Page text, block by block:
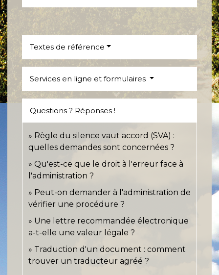
Textes de référence
Services en ligne et formulaires
Questions ? Réponses !
Règle du silence vaut accord (SVA) :
quelles demandes sont concernées ?
Qu'est-ce que le droit à l'erreur face à
l'administration ?
Peut-on demander à l'administration de
vérifier une procédure ?
Une lettre recommandée électronique
a-t-elle une valeur légale ?
Traduction d'un document : comment
trouver un traducteur agréé ?